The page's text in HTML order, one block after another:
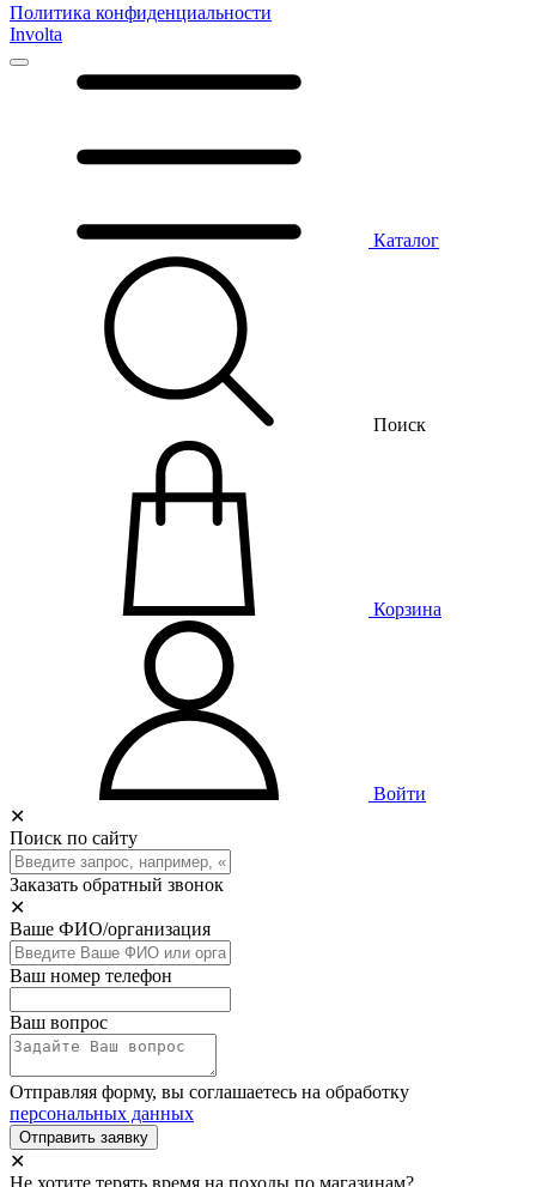
Политика конфиденциальности
Involta
Каталог
Поиск
Корзина
Войти
✕
Поиск по сайту
Заказать обратный звонок
✕
Ваше ФИО/организация
Ваш номер телефон
Ваш вопрос
Отправляя форму, вы соглашаетесь на обработку
персональных данных
Отправить заявку
✕
Не хотите терять время на походы по магазинам?